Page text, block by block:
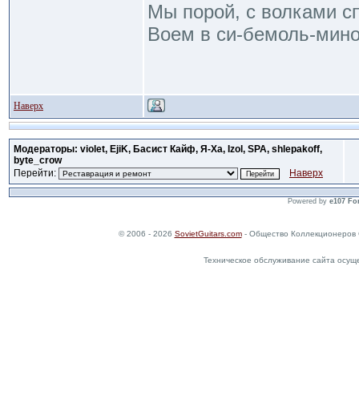
Мы порой, с волками
Воем в си-бемоль-
Наверх
Модераторы: violet, EjiK, Басист Кайф, Я-Ха, Izol, SPA, shlepakoff,
byte_crow
Перейти:
Наверх
Powered by e107
© 2006 - 2026 SovietGuitars.com- Общество Коллекционеров
Техническое обслуживание сайта